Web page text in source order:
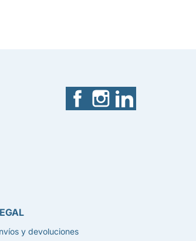
FacebookInstagram
y devoluciones